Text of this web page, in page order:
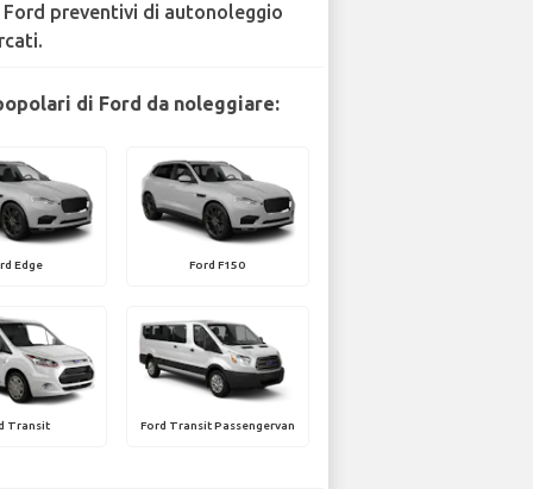
Ford preventivi di autonoleggio
di Ford da noleggiare:
Edge Ford F150
Transit Ford Transit Passengervan